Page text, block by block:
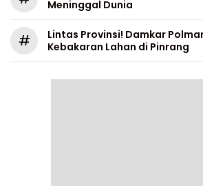
Meninggal Dunia
#
Lintas Provinsi! Damkar
Kebakaran Lahan di Pinrang